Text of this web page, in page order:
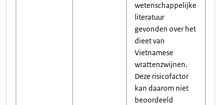
wetenschappelijke
literatuur
gevonden over het
dieet van
Vietnamese
wrattenzwijnen.
Deze risicofactor
kan daarom niet
beoordeeld